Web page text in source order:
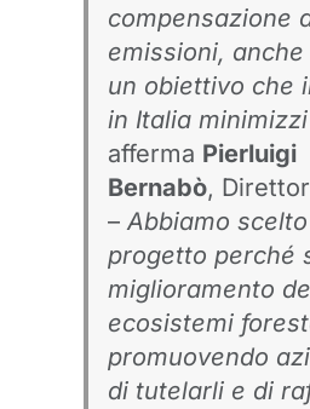
compensazione
emissioni,
un obiettivo che
in Italia
afferma Pierluigi
Bernabò,
– Abbiamo
progetto perché
miglioramento
ecosistemi
promuovendo
di tutelarli e di